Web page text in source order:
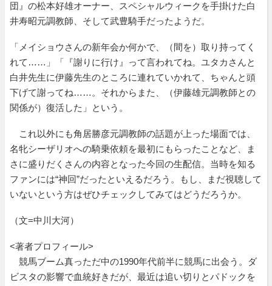
団』の松本好雄オーナー、スペシャルウィークを手掛けた白
井寿昭元調教師、そして武豊騎手だったようだ。
「メイショウさんの新年会か何かで、（間を）取り持ってく
れて……」「『謝りに行け』って言われてね。ユタカさんと
白井先生に伊藤先生のところに連れていかれて、ちゃんと頭
下げて謝ってね……。それからまた、（伊藤雄元調教師との
関係が）復活した」という。
これ以外にも角居勝彦元調教師の話題が上った場面では、
名牝シーザリオへの騎乗依頼を最初にもらったことなど、ま
さに盛りだくさんの内容となった今回の生配信。当時を知る
ファンには“神回”だったといえるだろう。もし、まだ視聴して
いないという方はぜひチェックしてみてはどうだろうか。
（文=中川大河）
<著者プロフィール>
競馬ブーム真っただ中の1990年代前半に競馬に出会う。ダ
ビスタの影響で血統好きだが、最近は追い切りとパドックを